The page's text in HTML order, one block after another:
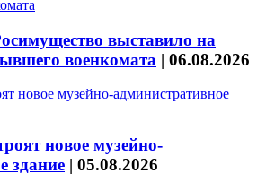
выставило на
военкомата | 06.08.2026
новое музейно-
здание | 05.08.2026